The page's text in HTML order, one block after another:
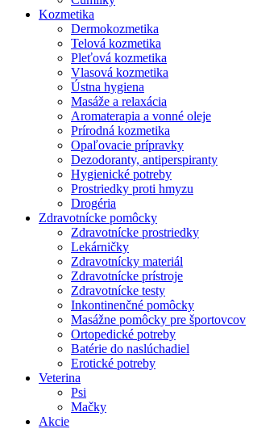
Kozmetika
Dermokozmetika
Telová kozmetika
Pleťová kozmetika
Vlasová kozmetika
Ústna hygiena
Masáže a relaxácia
Aromaterapia a vonné oleje
Prírodná kozmetika
Opaľovacie prípravky
Dezodoranty, antiperspiranty
Hygienické potreby
Prostriedky proti hmyzu
Drogéria
Zdravotnícke pomôcky
Zdravotnícke prostriedky
Lekárničky
Zdravotnícky materiál
Zdravotnícke prístroje
Zdravotnícke testy
Inkontinenčné pomôcky
Masážne pomôcky pre športovcov
Ortopedické potreby
Batérie do naslúchadiel
Erotické potreby
Veterina
Psi
Mačky
Akcie